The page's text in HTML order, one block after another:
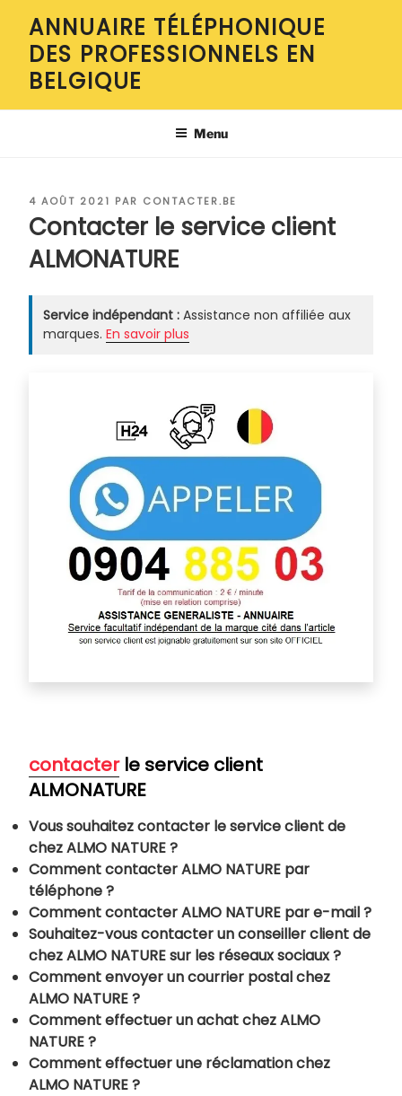
contenu
principal
ANNUAIRE TÉLÉPHONIQUE
DES PROFESSIONNELS EN
BELGIQUE
Menu
PUBLIÉ
LE
4 AOÛT 2021 PAR CONTACTER.BE
Contacter le service client
ALMONATURE
Service indépendant : Assistance non affiliée aux
marques. En savoir plus
contacterle service client
ALMONATURE
Vous souhaitez contacter le service client de
chez ALMO NATURE ?
Comment contacter ALMO NATURE par
téléphone ?
Comment contacter ALMO NATURE par e-mail ?
Souhaitez-vous contacter un conseiller client de
chez ALMO NATURE sur les réseaux sociaux ?
Comment envoyer un courrier postal chez
ALMO NATURE ?
Comment effectuer un achat chez ALMO
NATURE ?
Comment effectuer une réclamation chez
ALMO NATURE ?